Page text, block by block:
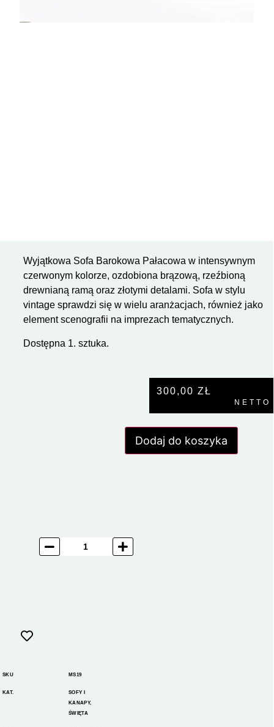
Wyjątkowa Sofa Barokowa Pałacowa w intensywnym
czerwonym kolorze, ozdobiona brązową, rzeźbioną
drewnianą ramą oraz złotymi detalami. Sofa w stylu
vintage sprawdzi się w wielu aranżacjach, również jako
element scenografii na imprezach tematycznych.
Dostępna 1. sztuka.
300,00 ZŁ
NETTO
Dodaj do koszyka
SKU MS19
KAT.
SOFY I
KANAPY,
ŚWIĘTA